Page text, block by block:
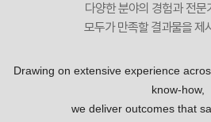
다양한 분야의 경험과 전문
모두가 만족할 결과물을 제
Drawing on extensive experience
know-how,
we deliver outcomes that